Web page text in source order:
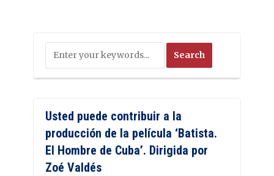
Usted puede contribuir a la
producción de la película ‘Batista.
El Hombre de Cuba’. Dirigida por
Zoé Valdés